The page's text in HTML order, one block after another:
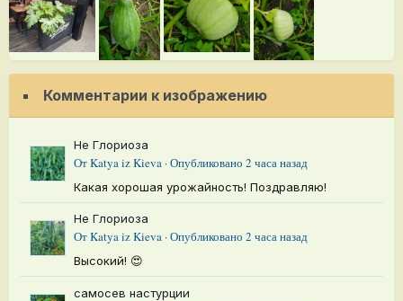
Комментарии к изображению
Не Глориоза
ОтKatya iz Kieva ·Опубликовано 2 часа назад
Какая хорошая урожайность! Поздравляю!
Не Глориоза
ОтKatya iz Kieva ·Опубликовано 2 часа назад
Высокий! 😍
самосев настурции